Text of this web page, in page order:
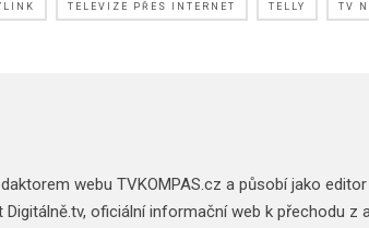
TELEVIZE PŘES INTERNET TELLY TV
webu TVKOMPAS.cz a působí jako
oficiální informační web k přechodu z